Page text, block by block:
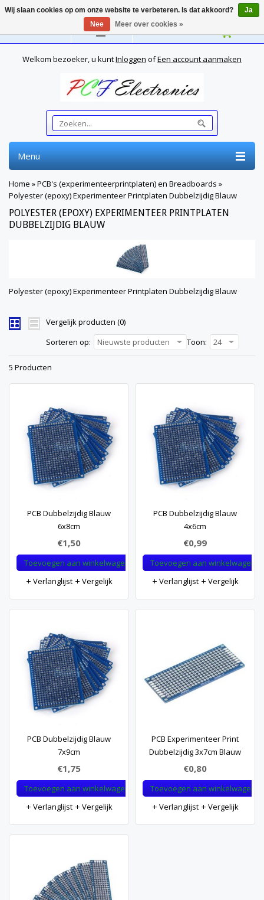
Nederlands
Welkom bezoeker, u kuntInloggen ofEen account aanmaken
Menu
Home »PCB's (experimenteerprintplaten) en Breadboards »
Polyester (epoxy) Experimenteer Printplaten Dubbelzijdig Blauw
POLYESTER (EPOXY) EXPERIMENTEER PRINTPLATEN
DUBBELZIJDIG BLAUW
Polyester (epoxy) Experimenteer Printplaten Dubbelzijdig Blauw
Vergelijk producten (0)
Sorteren op:
Nieuwste producten Toon: 24
5 Producten
PCB Dubbelzijdig Blauw
6x8cm
€1,50
Toevoegen aan winkelwagen
Verlanglijst
Vergelijk
PCB Dubbelzijdig Blauw
4x6cm
€0,99
Toevoegen aan winkelwagen
Verlanglijst
Vergelijk
PCB Dubbelzijdig Blauw
7x9cm
€1,75
Toevoegen aan winkelwagen
Verlanglijst
Vergelijk
PCB Experimenteer Print
Dubbelzijdig 3x7cm Blauw
€0,80
Toevoegen aan winkelwagen
Verlanglijst
Vergelijk
Wij slaan cookies op om onze website te verbeteren. Is dat akkoord?
Ja
Nee
Meer over cookies »